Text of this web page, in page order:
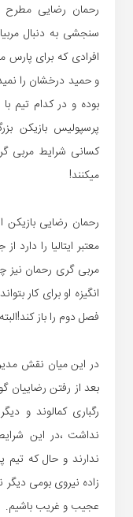
رحمان رضایی
سنجشی به دنبال
افرادی که برای پارس
و حمید درخشان را
بوده و در کدام تیم
پرسپولیس بازیکن
کسانی شرایط مربی
میکنند!
رحمان رضایی بازیکن
معتبر ایتالیا را
مربی گری رحمان نیز
انگیزه او برای کار
فصل دوم را باز
در این میان نقش
بعد از رفتن رضاییان
رگباری کمالوند و
نداشت ،در این
ندارند و حال که
زاده نیروی بومی دیگر
عجیب و غریب باشیم.